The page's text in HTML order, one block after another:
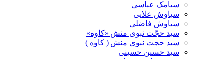
سیامک عباسی
سیاوش علایی
سیاوش فاضلی
سید حجّت نبوی منش «کاوه»
سید حجت نبوی منش ( کاوه )
سید حسین حسینى